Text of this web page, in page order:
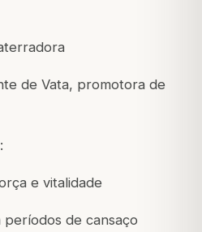
de Vata, promotora de
e vitalidade
de cansaço